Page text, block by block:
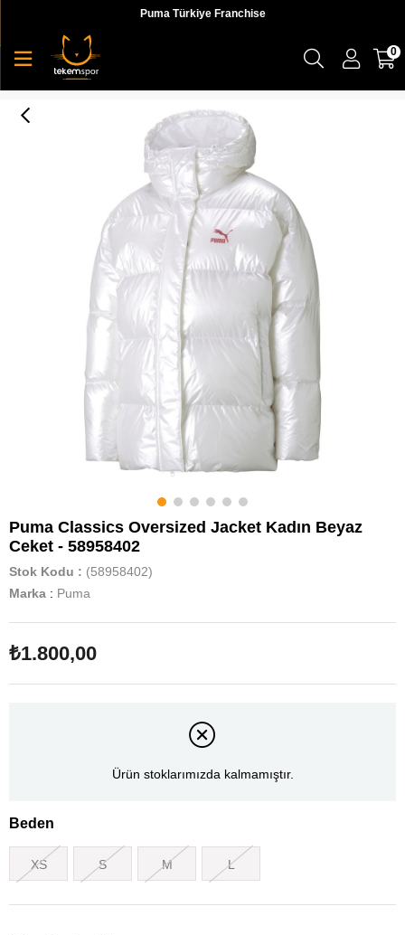
Puma Türkiye Franchise
0
Puma Classics Oversized Jacket Kadın Beyaz
Ceket - 58958402
Stok Kodu
(58958402)
Marka : Puma
₺1.800,00
Ürün stoklarımızda kalmamıştır.
Beden
XS S M L